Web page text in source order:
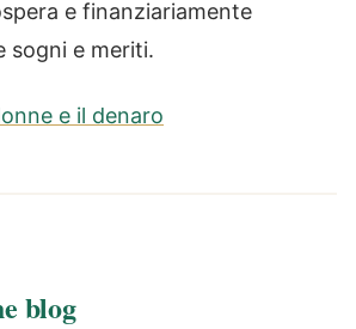
e finanziariamente
sogni e meriti.
e il denaro
blog